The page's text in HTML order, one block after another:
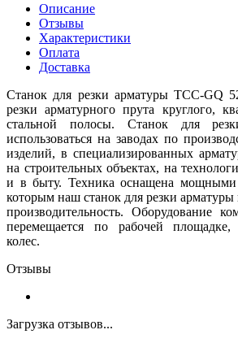
Описание
Отзывы
Характеристики
Оплата
Доставка
Станок для резки арматуры ТСС-GQ
резки арматурного прута круглого,
стальной полосы. Станок для
использоваться на заводах по
изделий, в специализированных
на строительных объектах, на
и в быту. Техника оснащена мощными
которым наш станок для резки
производительность. Оборудование
перемещается по рабочей
колес.
Отзывы
Загрузка отзывов...